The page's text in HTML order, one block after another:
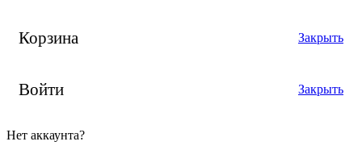
Корзина Закрыть
Войти Закрыть
Нет аккаунта?